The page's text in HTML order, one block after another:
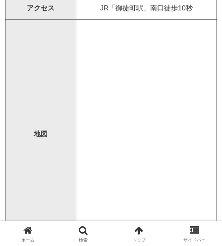
アクセス JR「御徒町駅」南口徒歩10秒
地図
ホーム 検索 トップ サイドバー